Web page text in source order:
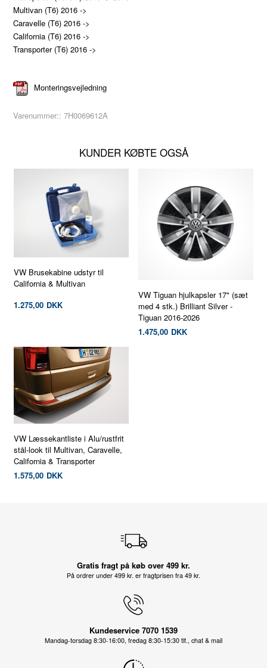
Multivan (T6) 2016 ->
Caravelle (T6) 2016 ->
California (T6) 2016 ->
Transporter (T6) 2016 ->
Monteringsvejledning
Varenummer::7H0069612A
KUNDER KØBTE OGSÅ
VW Brusekabine udstyr til
California & Multivan
1.275,00 DKK
VW Tiguan hjulkapsler 17" (sæt
med 4 stk.) Brilliant Silver -
Tiguan 2016-2026
1.475,00 DKK
VW Læssekantliste i Alu/rustfrit
stål-look til Multivan, Caravelle,
California & Transporter
1.575,00 DKK
Gratis fragt på køb over 499 kr.
På ordrer under 499 kr. er fragtprisen fra 49 kr.
Kundeservice 7070 1539
Mandag-torsdag 8:30-16:00, fredag 8:30-15:30 tlf., chat & mail